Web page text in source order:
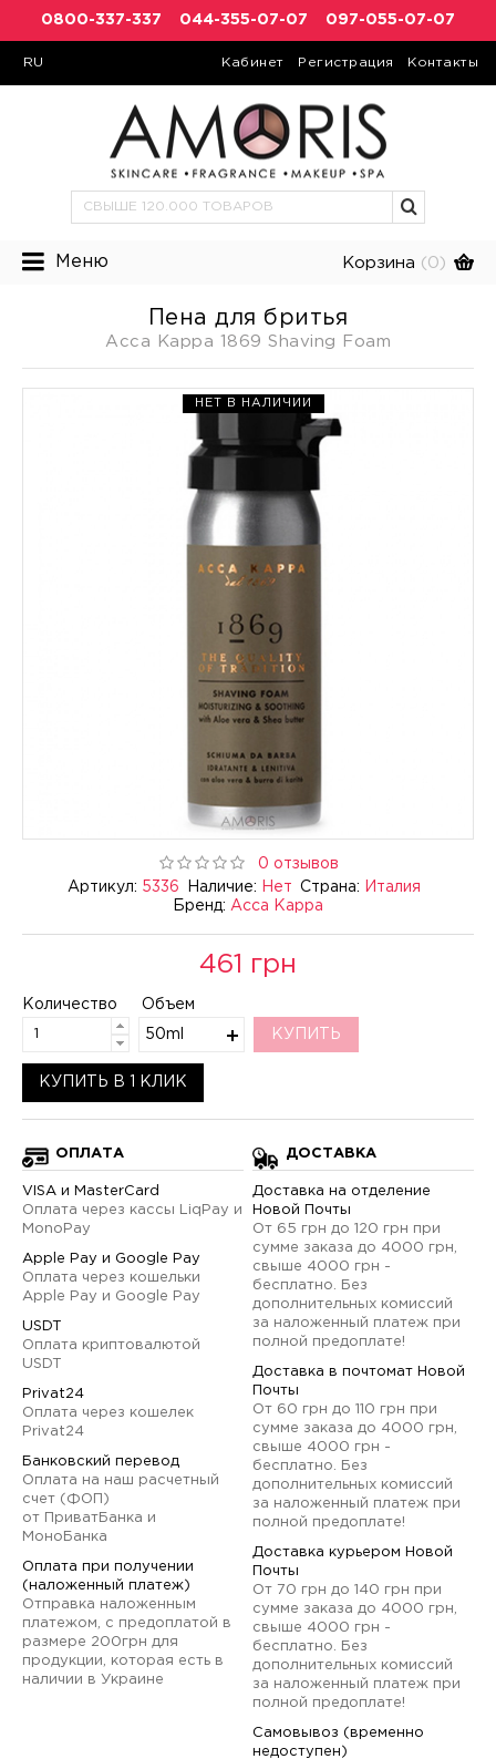
0800-337-337 044-355-07-07 097-055-07-07
RU Кабинет Регистрация Контакты
Меню Корзина (0)
Пена для бритья
Acca Kappa 1869 Shaving Foam
НЕТ В НАЛИЧИИ
Артикул: 5336 Наличие: Нет Страна:
Италия
Бренд: Acca Kappa
0 отзывов
461 грн
Количество Объем
50ml КУПИТЬ
КУПИТЬ В 1 КЛИК
ОПЛАТА
VISA и MasterCard
Оплата через кассы LiqPay и
MonoPay
Apple Pay и Google Pay
Оплата через кошельки
Apple Pay и Google Pay
USDT
Оплата криптовалютой
USDT
Privat24
Оплата через кошелек
Privat24
Банковский перевод
Оплата на наш расчетный
счет (ФОП)
от ПриватБанка и
МоноБанка
Оплата при получении
(наложенный платеж)
Отправка наложенным
платежом, с предоплатой в
размере 200грн для
продукции, которая есть в
наличии в Украине
ДОСТАВКА
Доставка на отделение
Новой Почты
От 65 грн до 120 грн при
сумме заказа до 4000 грн,
свыше 4000 грн -
бесплатно. Без
дополнительных комиссий
за наложенный платеж при
полной предоплате!
Доставка в почтомат Новой
Почты
От 60 грн до 110 грн при
сумме заказа до 4000 грн,
свыше 4000 грн -
бесплатно. Без
дополнительных комиссий
за наложенный платеж при
полной предоплате!
Доставка курьером Новой
Почты
От 70 грн до 140 грн при
сумме заказа до 4000 грн,
свыше 4000 грн -
бесплатно. Без
дополнительных комиссий
за наложенный платеж при
полной предоплате!
Самовывоз (временно
недоступен)